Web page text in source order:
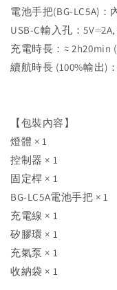
電池手把(BG-LC5A)：
USB-C輸入孔：
充電時長：≈ 2h20min
續航時長 (100%輸出)
【包裝內容】
燈體 × 1
控制器 × 1
固定桿 × 1
BG-LC5A電池手把 × 1
充電線 × 1
矽膠環 × 1
充氣泵 × 1
收納袋 × 1